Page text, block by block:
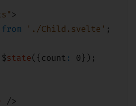
>
from './Child.svelte' ;
$state({count : 0});
/>